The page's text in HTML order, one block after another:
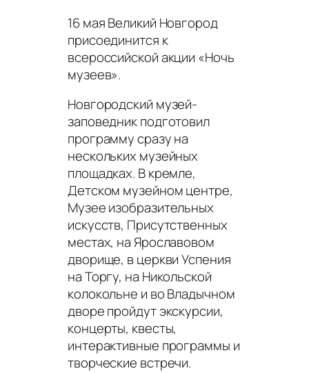
16 мая Великий Новгород
присоединится к
всероссийской акции «Ночь
музеев».
Новгородский музей-
заповедник подготовил
программу сразу на
нескольких музейных
площадках. В кремле,
Детском музейном центре,
Музее изобразительных
искусств, Присутственных
местах, на Ярославовом
дворище, в церкви Успения
на Торгу, на Никольской
колокольне и во Владычном
дворе пройдут экскурсии,
концерты, квесты,
интерактивные программы и
творческие встречи.